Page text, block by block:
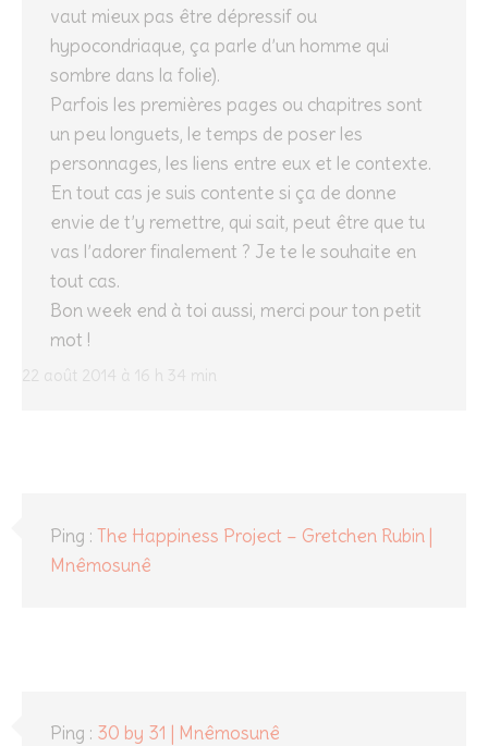
22 août 2014 à 16 h 34 min
vaut mieux pas être dépressif ou
hypocondriaque, ça parle d’un homme qui
sombre dans la folie).
Parfois les premières pages ou chapitres sont
un peu longuets, le temps de poser les
personnages, les liens entre eux et le contexte.
En tout cas je suis contente si ça de donne
envie de t’y remettre, qui sait, peut être que tu
vas l’adorer finalement ? Je te le souhaite en
tout cas.
Bon week end à toi aussi, merci pour ton petit
mot !
Ping : The Happiness Project – Gretchen Rubin |
Mnêmosunê
Ping : 30 by 31 | Mnêmosunê